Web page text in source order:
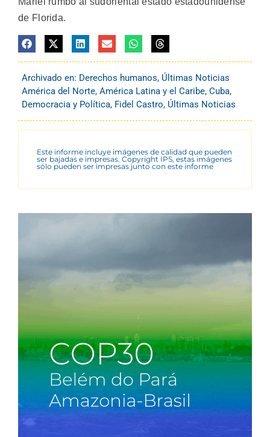
de Florida.
Archivado en: Derechos humanos, Últimas Noticias
América del Norte, América Latina y el Caribe, Cuba,
Democracia y Política, Fidel Castro, Últimas Noticias
Este informe incluye imágenes de calidad que pueden
ser bajadas e impresas. Copyright IPS, estas imágenes
sólo pueden ser impresas junto con este informe